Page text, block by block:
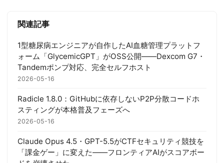
関連記事
1型糖尿病エンジニアが自作したAI血糖管理プラットフ
ォーム「GlycemicGPT」がOSS公開——Dexcom G7・
Tandemポンプ対応、完全セルフホスト
2026-05-16
Radicle 1.8.0：GitHubに依存しないP2P分散コードホ
スティングが本格普及フェーズへ
2026-05-16
Claude Opus 4.5・GPT-5.5がCTFセキュリティ競技を
「課金ゲー」に変えた——フロンティアAIがスコアボー